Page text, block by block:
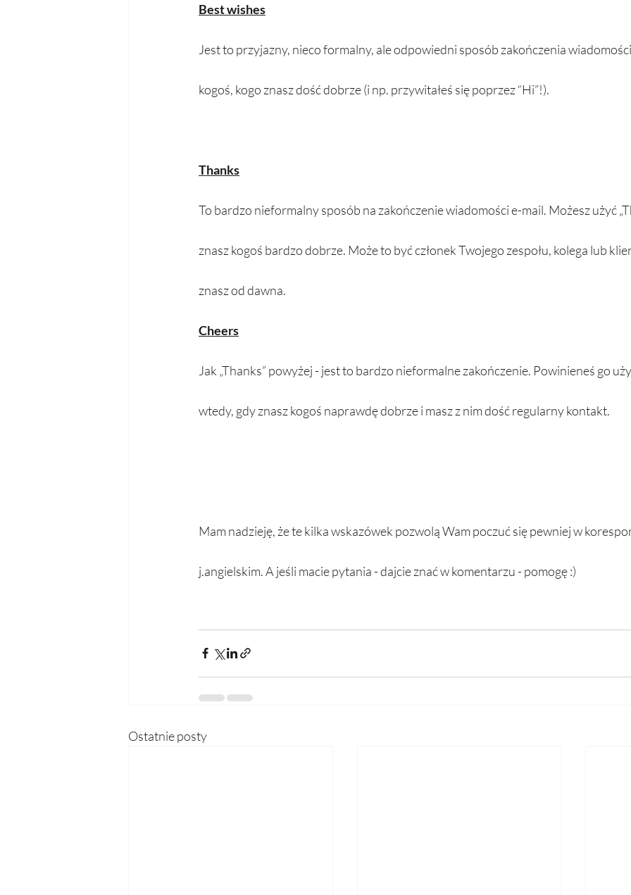
Best wishes
Jest to przyjazny, nieco formalny, ale odpowiedni sposób zakończenia
kogoś, kogo znasz dość dobrze (i np. przywitałeś się poprzez “Hi”!).
Thanks
To bardzo nieformalny sposób na zakończenie wiadomości e-mail. Możesz użyć
znasz kogoś bardzo dobrze. Może to być członek Twojego zespołu, kolega lub
znasz od dawna.
Cheers
Jak „Thanks” powyżej - jest to bardzo nieformalne zakończenie. Powinieneś go
wtedy, gdy znasz kogoś naprawdę dobrze i masz z nim dość regularny kontakt.
Mam nadzieję, że te kilka wskazówek pozwolą Wam poczuć się pewniej w
j.angielskim. A jeśli macie pytania - dajcie znać w komentarzu - pomogę :)
Ostatnie posty